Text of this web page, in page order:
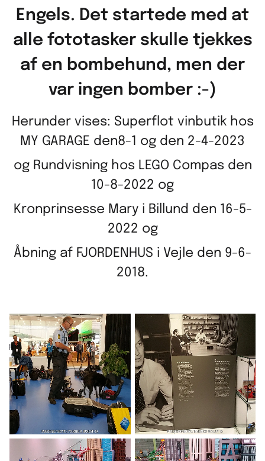
Engels. Det startede med at
alle fototasker skulle tjekkes
af en bombehund, men der
var ingen bomber :-)
Herunder vises: Superflot vinbutik hos
MY GARAGE den8-1 og den 2-4-2023
og Rundvisning hos LEGO Compas den
10-8-2022 og
Kronprinsesse Mary i Billund den 16-5-
2022 og
Åbning af FJORDENHUS i Vejle den 9-6-
2018.